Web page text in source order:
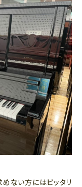
ない方にはピッタリ